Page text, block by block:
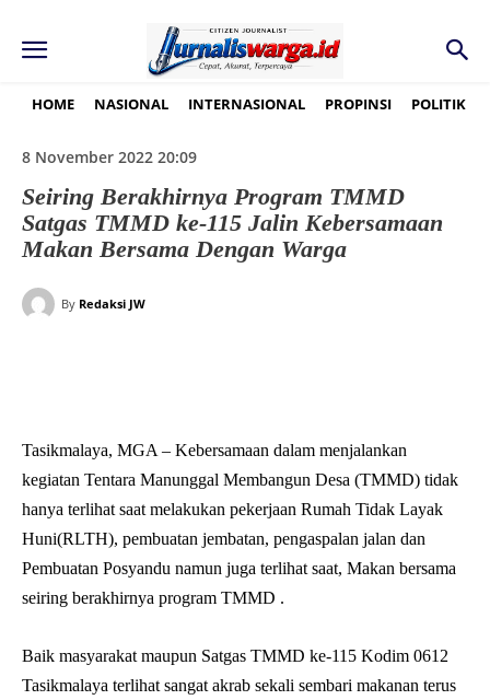
HOME NASIONAL INTERNASIONAL PROPINSI POLITIK
8 November 2022 20:09
Seiring Berakhirnya Program TMMD
Satgas TMMD ke-115 Jalin Kebersamaan
Makan Bersama Dengan Warga
By Redaksi JW
Tasikmalaya, MGA – Kebersamaan dalam menjalankan
kegiatan Tentara Manunggal Membangun Desa (TMMD) tidak
hanya terlihat saat melakukan pekerjaan Rumah Tidak Layak
Huni(RLTH), pembuatan jembatan, pengaspalan jalan dan
Pembuatan Posyandu namun juga terlihat saat, Makan bersama
seiring berakhirnya program TMMD .
Baik masyarakat maupun Satgas TMMD ke-115 Kodim 0612
Tasikmalaya terlihat sangat akrab sekali sembari makanan terus